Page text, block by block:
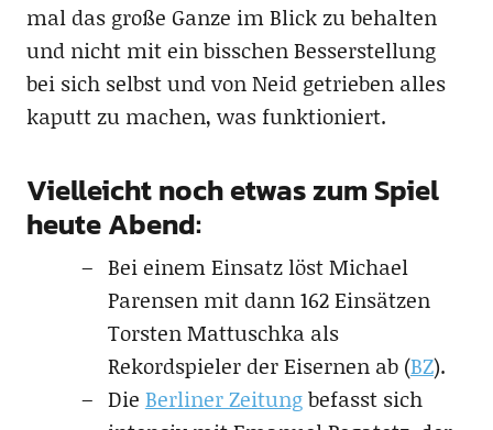
mal das große Ganze im Blick zu behalten
und nicht mit ein bisschen Besserstellung
bei sich selbst und von Neid getrieben alles
kaputt zu machen, was funktioniert.
Vielleicht noch etwas zum Spiel
heute Abend:
Bei einem Einsatz löst Michael
Parensen mit dann 162 Einsätzen
Torsten Mattuschka als
Rekordspieler der Eisernen ab (BZ).
Die Berliner Zeitungbefasst sich